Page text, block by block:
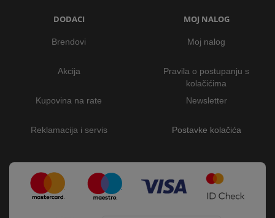
DODACI
Brendovi
Akcija
Kupovina na rate
Reklamacija i servis
MOJ NALOG
Moj nalog
Pravila o postupanju s
kolačićima
Newsletter
Postavke kolačića